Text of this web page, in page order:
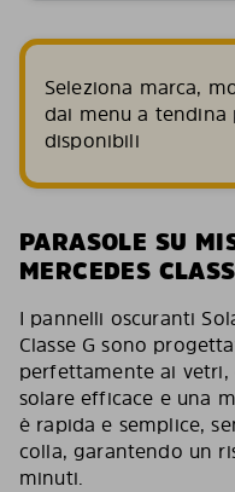
Seleziona marca,
dai menu a tendina
disponibili
PARASOLE SU
MERCEDES
I pannelli oscuranti
Classe G sono
perfettamente ai
solare efficace e una
è rapida e semplice,
colla, garantendo un
minuti.